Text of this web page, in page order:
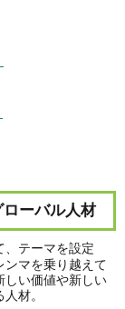
ーバル人材
、テーマを設定
ンマを乗り越えて
しい価値や新しい
材。